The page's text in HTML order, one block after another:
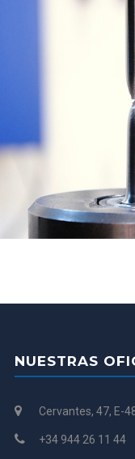
NUESTRAS
Cervantes, 47, E-
+34 944 26 11 44